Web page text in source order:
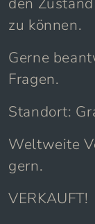
zu können.
Gerne
Fragen.
Standort:
Weltweite
gern.
VERKAUFT!